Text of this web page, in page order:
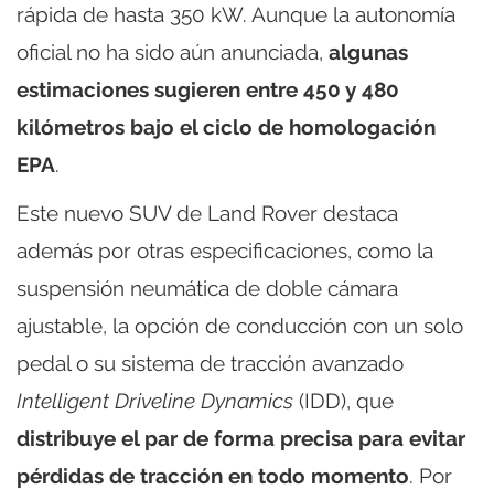
rápida de hasta 350 kW. Aunque la autonomía
oficial no ha sido aún anunciada, algunas
estimaciones sugieren entre 450 y 480
kilómetros bajo el ciclo de homologación
EPA.
Este nuevo SUV de Land Rover destaca
además por otras especificaciones, como la
suspensión neumática de doble cámara
ajustable, la opción de conducción con un solo
pedal o su sistema de tracción avanzado
Intelligent Driveline Dynamics (IDD), que
distribuye el par de forma precisa para evitar
pérdidas de tracción en todo momento. Por